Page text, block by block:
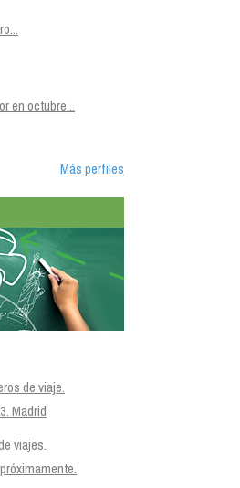
en octubre...
Más perfiles
de viaje.
Madrid
viajes.